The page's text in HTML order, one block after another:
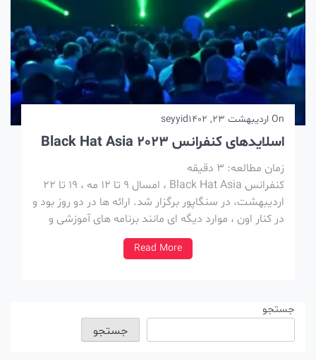
اردیبهشت 23, 1402 seyyid
اسلایدهای کنفرانس Black Hat Asia 2023
زمان مطالعه:3دقیقه
کنفرانس Black Hat Asia ، امسال 9 تا 12 مه ، 19 تا 22
اردیبهشت، در سنگاپور برگزار شد. ارائه ها در دو روز بود و
در کنار اون ، موارد دیگه ای مانند برنامه های آموزشی و
ورکشاپ هم برگزار شد. لیست ارائه هایی که امسال در
Read More
جستجو
جستجو